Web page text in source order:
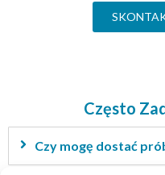
Często
Czy mogę dostać